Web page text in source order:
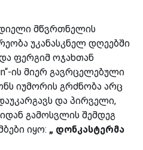
მწვრთნელის
უკანასკნელ დღეებში
ფერგიმ ოჯახთან
ის მიერ გავრცელებული
იუმორის გრძნობა არც
და პირველი,
გამოსვლის შემდეგ
იყო: „ დონკასტერმა